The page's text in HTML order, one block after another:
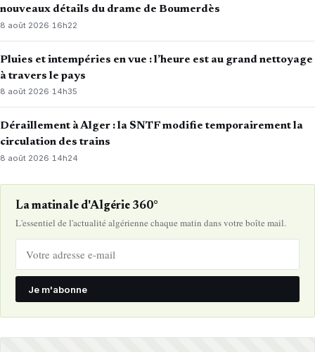
nouveaux détails du drame de Boumerdès
8 août 2026·16h22
Pluies et intempéries en vue : l’heure est au grand nettoyage
à travers le pays
8 août 2026·14h35
Déraillement à Alger : la SNTF modifie temporairement la
circulation des trains
8 août 2026· 14h24
La matinale d'Algérie 360°
L'essentiel de l'actualité algérienne chaque matin dans votre boîte mail.
Je m'abonne